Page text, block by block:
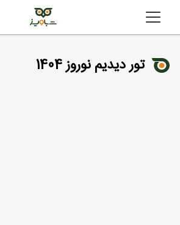
تور دیدیم نوروز 1404